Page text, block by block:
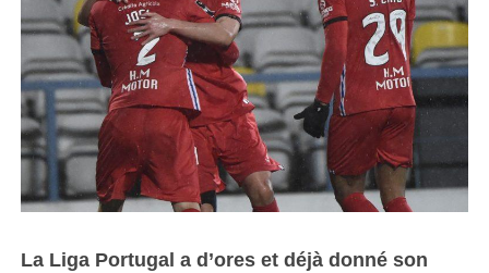
La Liga Portugal a d’ores et déjà donné son